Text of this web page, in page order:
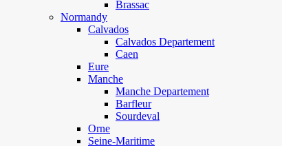
Brassac
Normandy
Calvados
Calvados Departement
Caen
Eure
Manche
Manche Departement
Barfleur
Sourdeval
Orne
Seine-Maritime